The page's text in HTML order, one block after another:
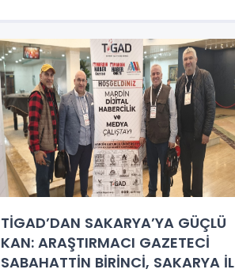
TİGAD’DAN SAKARYA’YA GÜÇLÜ
KAN: ARAŞTIRMACI GAZETECİ
SABAHATTİN BİRİNCİ, SAKARYA İL